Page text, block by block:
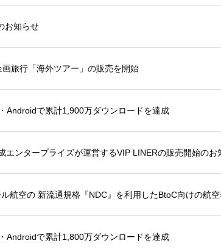
お知らせ
旅行「海外ツアー」の販売を開始
Androidで累計1,900万ダウンロードを達成
エンタープライズが運営するVIP LINERの販売開始のお
航空の 新流通規格『NDC』を利用したBtoC向けの航
Androidで累計1,800万ダウンロードを達成